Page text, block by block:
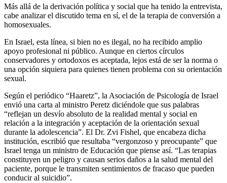
Más allá de la derivación política y social que ha tenido la entrevista,
cabe analizar el discutido tema en sí, el de la terapia de conversión a
homosexuales.
En Israel, esta línea, si bien no es ilegal, no ha recibido amplio
apoyo profesional ni público. Aunque en ciertos círculos
conservadores y ortodoxos es aceptada, lejos está de ser la norma o
una opción siquiera para quienes tienen problema con su orientación
sexual.
Según el periódico “Haaretz”, la Asociación de Psicología de Israel
envió una carta al ministro Peretz diciéndole que sus palabras
“reflejan un desvío absoluto de la realidad mental y social en
relación a la integración y aceptación de la orientación sexual
durante la adolescencia”. El Dr. Zvi Fishel, que encabeza dicha
institución, escribió que resultaba “vergonzoso y preocupante” que
Israel tenga un ministro de Educación que piense así. “Las terapias
constituyen un peligro y causan serios daños a la salud mental del
paciente, porque le transmiten sentimientos de fracaso que pueden
conducir al suicidio”.